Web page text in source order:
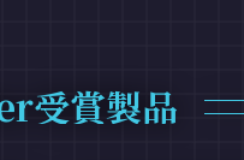
受賞製品